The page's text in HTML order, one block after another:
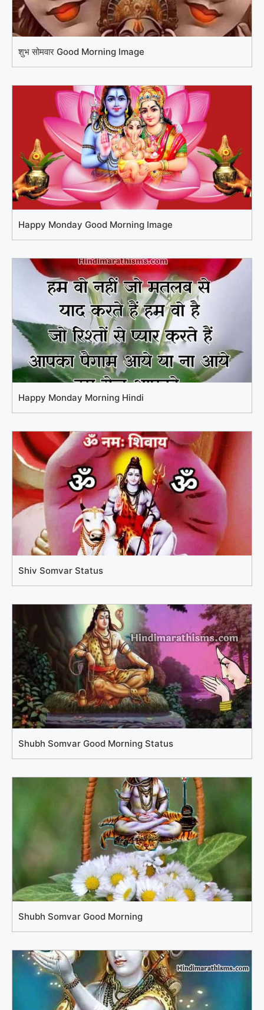
शुभ सोमवार Good Morning Image
Happy Monday Good Morning Image
Happy Monday Morning Hindi
Shiv Somvar Status
Shubh Somvar Good Morning Status
Shubh Somvar Good Morning